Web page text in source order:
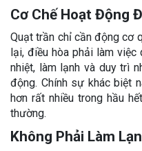
Cơ Chế Hoạt Động
Quạt trần chỉ cần động cơ
lại, điều hòa phải làm việc
nhiệt, làm lạnh và duy trì
động. Chính sự khác biệt
hơn rất nhiều trong hầu
thường.
Không Phải Làm